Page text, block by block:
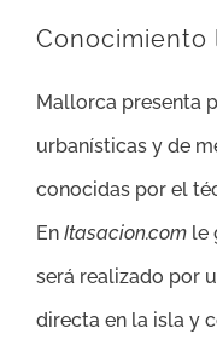
Conocimiento
Mallorca presenta
urbanísticas y de
conocidas por el
En Itasacion.com le
será realizado por
directa en la isla y